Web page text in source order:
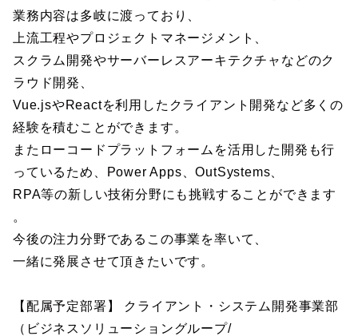
業務内容は多岐に渡っており、
上流工程やプロジェクトマネージメント、
スクラム開発やサーバーレスアーキテクチャなどのク
ラウド開発、
Vue.jsやReactを利用したクライアント開発など多くの
経験を積むことができます。
またローコードプラットフォームを活用した開発も行
っているため、Power Apps、OutSystems、
RPA等の新しい技術分野にも挑戦することができます
。
今後の注力分野であるこの事業を率いて、
一緒に発展させて頂きたいです。
【配属予定部署】 クライアント・システム開発事業部
（ビジネスソリューショングループ/